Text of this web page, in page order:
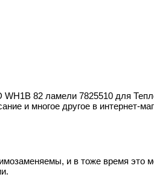
82 ламели 7825510 для
и многое другое в интернет-
и в тоже время